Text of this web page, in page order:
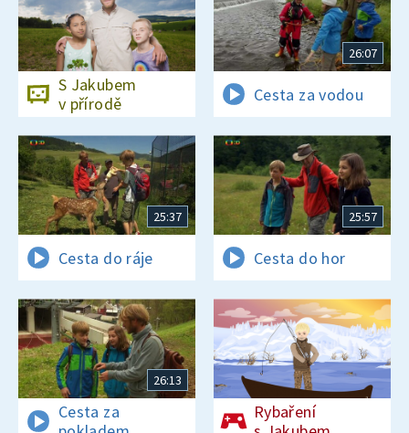
S Jakubem
v přírodě
26:07
Cesta za vodou
25:37
Cesta do ráje
25:57
Cesta do hor
26:13
Cesta za
Rybaření